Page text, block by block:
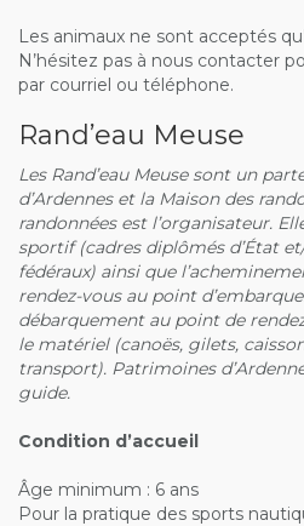
Les animaux ne sont acceptés
N’hésitez pas à nous contacter
par courriel ou téléphone.
Rand’eau Meuse
Les Rand’eau Meuse sont un
d’Ardennes et la Maison des
randonnées est l’organisateur.
sportif (cadres diplômés d’État
fédéraux) ainsi que
rendez-vous au point
débarquement au point de
le matériel (canoës, gilets,
transport). Patrimoines
guide.
Condition d’accueil
Âge minimum : 6 ans
Pour la pratique des sports